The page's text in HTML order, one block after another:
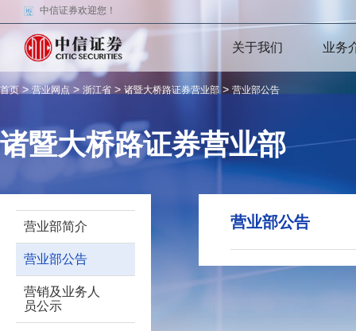
中信证券欢迎您！
关于我们 业务
首页> 营业网点 > 浙江省 > 诸暨大桥路证券营业部 > 营业部公告
诸暨大桥路证券营业部
营业部简介
营业部公告
营销及业务人
员公示
营业部公告